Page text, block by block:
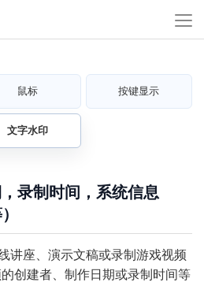
鼠标 按键显示
文字水印
录制时间，系统信息
讲座、演示文稿或录制游戏视频
创建者、制作日期或录制时间等